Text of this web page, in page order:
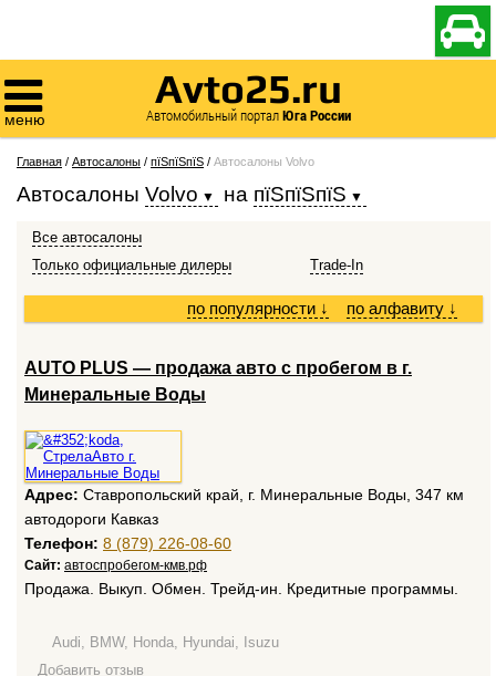


меню
Avto25.ru
Автомобильный порталЮга России
Главная / Автосалоны / пїЅпїЅпїЅ / Автосалоны Volvo
Автосалоны Volvo на пїЅпїЅпїЅ
Все автосалоны
Только официальные дилеры
Trade-In
по алфавиту ↓
по популярности ↓
АUTO PLUS — продажа авто с пробегом в г.
Минеральные Воды
Адрес: Ставропольский край, г. Минеральные Воды, 347 км
автодороги Кавказ
Телефон: 8 (879) 226-08-60
Сайт: автоспробегом-кмв.рф
Продажа. Выкуп. Обмен. Трейд-ин. Кредитные программы.
Audi, BMW, Honda, Hyundai, Isuzu
Добавить отзыв